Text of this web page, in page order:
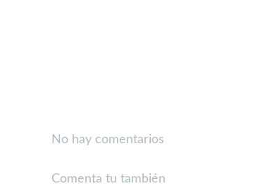
No hay comentarios
Comenta tu también